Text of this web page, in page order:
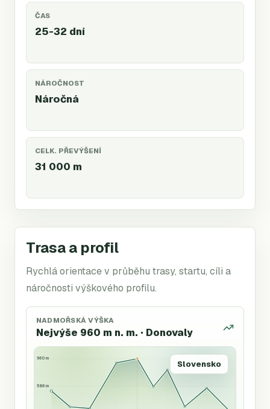
ČAS
25-32 dní
NÁROČNOST
Náročná
CELK. PŘEVÝŠENÍ
31 000 m
Trasa a profil
Rychlá orientace v průběhu trasy, startu, cíli a
náročnosti výškového profilu.
NADMOŘSKÁ VÝŠKA
Nejvýše 960 m n. m. · Donovaly
Slovensko
960 m
586 m